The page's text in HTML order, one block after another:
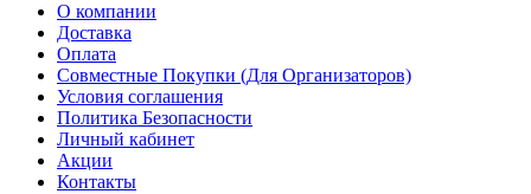
О компании
Доставка
Оплата
Совместные Покупки (Для Организаторов)
Условия соглашения
Политика Безопасности
Личный кабинет
Акции
Контакты